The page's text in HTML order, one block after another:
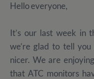
Hello everyone,
It’s our last week in
we’re glad to tell you
nicer. We are
that ATC monitors